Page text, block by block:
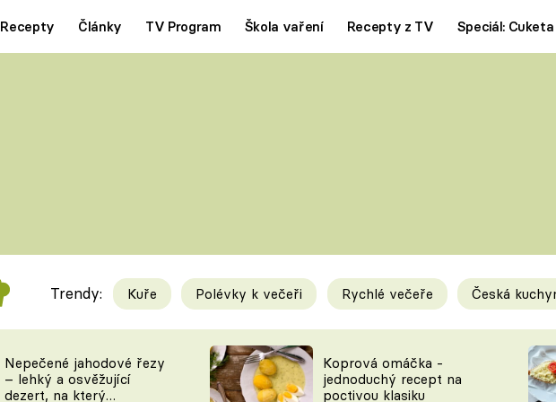
Recepty Články TV Program Škola vaření Recepty z TV Speciál: Cuketa
Videorecepty
TEĎ VAŘÍ ŠÉF!
Tipy a triky
KAM ZA JÍDLEM
Trendy: Kuře Polévky k večeři Rychlé večeře Česká
Nepečené jahodové řezy
– lehký a osvěžující
dezert, na který
Koprová omáčka -
jednoduchý recept na
poctivou klasiku